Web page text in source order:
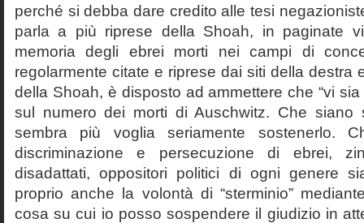
perché si debba dare credito alle tesi
parla a più riprese della Shoah, in paginate
memoria degli ebrei morti nei campi di
regolarmente citate e riprese dai siti della destra
della Shoah, è disposto ad ammettere che “vi
sul numero dei morti di Auschwitz. Che siano
sembra più voglia seriamente sostenerlo.
discriminazione e persecuzione di ebrei,
disadattati, oppositori politici di ogni genere
proprio anche la volontà di “sterminio”
cosa su cui io posso sospendere il giudizio in